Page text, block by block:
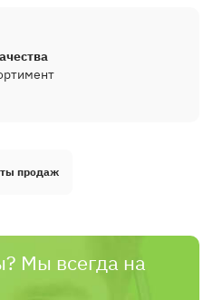
продаж
Мы всегда на